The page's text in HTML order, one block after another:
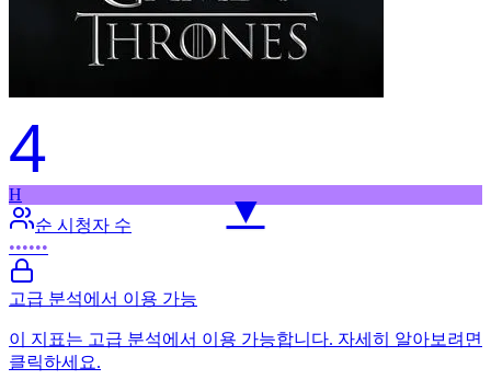
4
▼
H
순 시청자 수
••••••
고급 분석에서 이용 가능
이 지표는 고급 분석에서 이용 가능합니다. 자세히 알아보려면
클릭하세요.